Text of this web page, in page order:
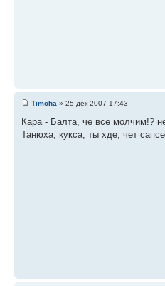
Timoha » 25 дек 2007 17:43
Кара - Балта, че все молчим!?
Танюха, кукса, ты хде, чет